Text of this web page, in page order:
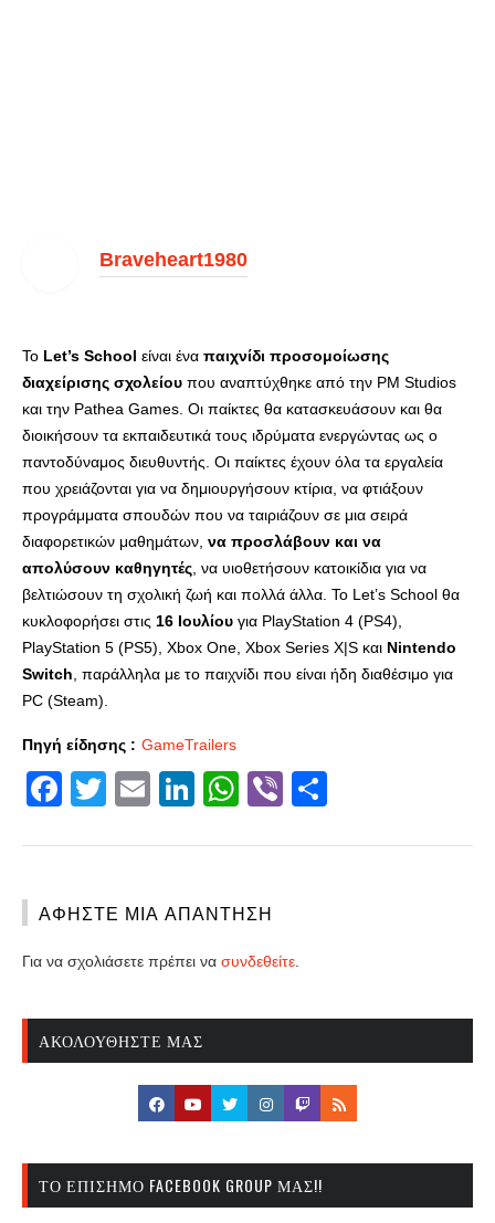
Braveheart1980
Το Let’s School είναι ένα παιχνίδι προσομοίωσης
διαχείρισης σχολείου που αναπτύχθηκε από την PM Studios
και την Pathea Games. Οι παίκτες θα κατασκευάσουν και θα
διοικήσουν τα εκπαιδευτικά τους ιδρύματα ενεργώντας ως o
παντοδύναμος διευθυντής. Οι παίκτες έχουν όλα τα εργαλεία
που χρειάζονται για να δημιουργήσουν κτίρια, να φτιάξουν
προγράμματα σπουδών που να ταιριάζουν σε μια σειρά
διαφορετικών μαθημάτων, να προσλάβουν και να
απολύσουν καθηγητές , να υιοθετήσουν κατοικίδια για να
βελτιώσουν τη σχολική ζωή και πολλά άλλα. Το Let’s School θα
κυκλοφορήσει στις 16 Ιουλίου για PlayStation 4 (PS4),
PlayStation 5 (PS5), Xbox One, Xbox Series X|S και Nintendo
Switch , παράλληλα με το παιχνίδι που είναι ήδη διαθέσιμο για
PC (Steam).
Πηγή είδησης : GameTrailers
Facebook
Twitter
EmailLinkedIn
WhatsApp
Viber
ΑΦΉΣΤΕ ΜΙΑ ΑΠΆΝΤΗΣΗ
Για να σχολιάσετε πρέπει να συνδεθείτε
ΑΚΟΛΟΥΘΉΣΤΕ ΜΑΣ
ΤΟ ΕΠΊΣΗΜΟ FACEBOOK GROUP ΜΑΣ!!